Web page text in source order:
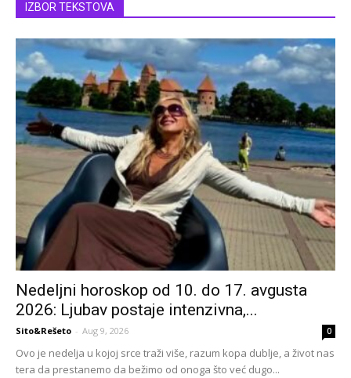
IZBOR TEKSTOVA
Nedeljni horoskop od 10. do 17. avgusta
2026: Ljubav postaje intenzivna,...
Sito&Rešeto - Aug 9, 2026 0
Ovo je nedelja u kojoj srce traži više, razum kopa dublje, a život nas
tera da prestanemo da bežimo od onoga što već dugo...